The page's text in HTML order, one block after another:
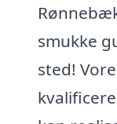
smukke
sted!